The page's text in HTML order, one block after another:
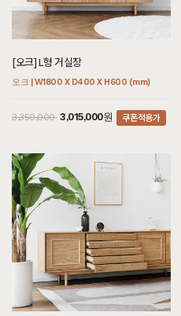
[오크] L형 거실장
오크 | W1800 X D400 X H600 (mm)
3,350,000 3,015,000원 쿠폰적용가